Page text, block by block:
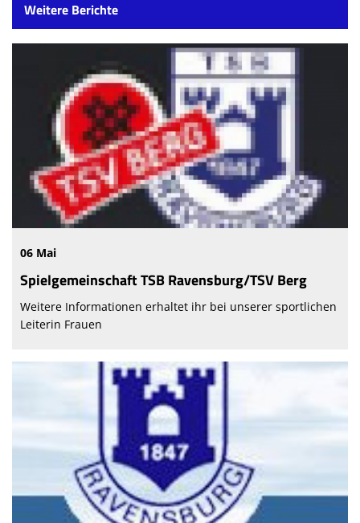
Weitere Berichte
06 Mai
Spielgemeinschaft TSB Ravensburg/TSV Berg
Weitere Informationen erhaltet ihr bei unserer sportlichen
Leiterin Frauen